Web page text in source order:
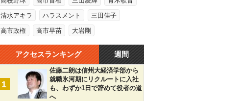
清水アキラ ハラスメント 三田佳子
高市政権 高市早苗 大岩剛
アクセスランキング 週間
1
佐藤二朗は信州大経済学部から
就職氷河期にリクルートに入社
も、わずか1日で辞めて役者の道
へ